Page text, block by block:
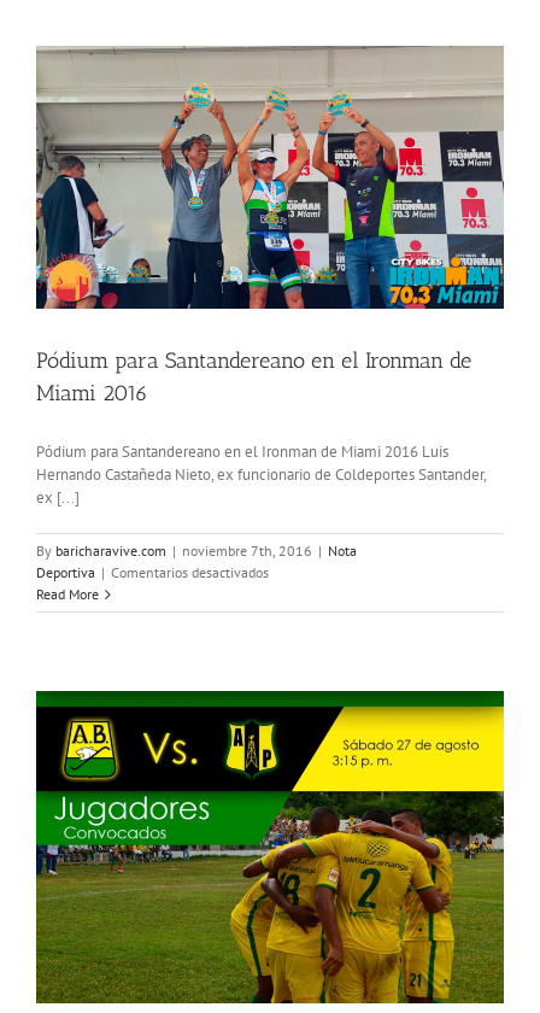
a
Pódium para Santandereano en el Ironman de
Miami 2016
Pódium para Santandereano en el Ironman de Miami 2016 Luis
Hernando Castañeda Nieto, ex funcionario de Coldeportes Santander,
ex [...]
By baricharavive.com | noviembre 7th, 2016 | Nota
Deportiva | Comentarios desactivadosen
para
de
Miami
2016
Read More